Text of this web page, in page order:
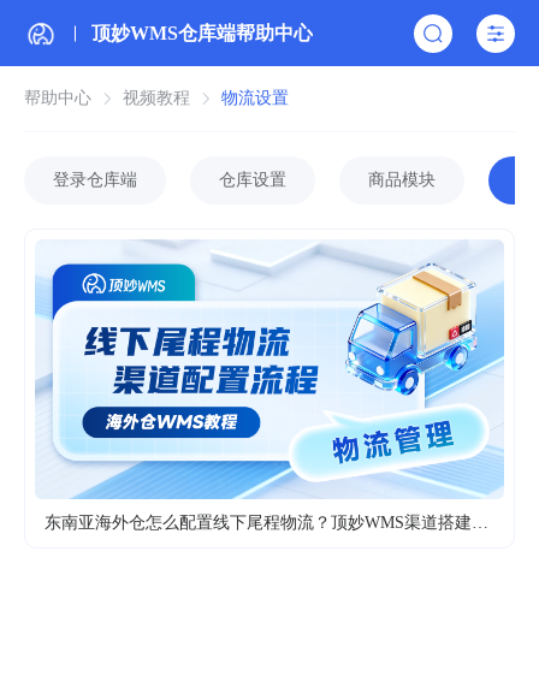
顶妙WMS仓库端帮助中心
帮助中心 视频教程 物流设置
登录仓库端 仓库设置 商品模块
东南亚海外仓怎么配置线下尾程物流？顶妙WMS渠道搭建全教程